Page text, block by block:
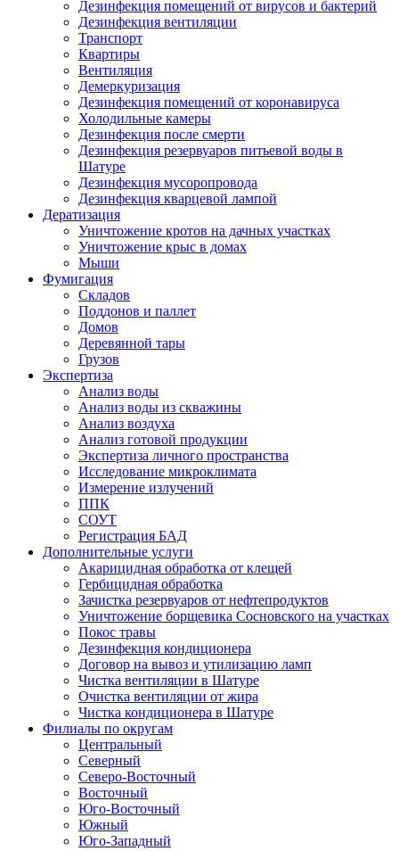
Дезинфекция помещений от вирусов и бактерий
Дезинфекция вентиляции
Транспорт
Квартиры
Вентиляция
Демеркуризация
Дезинфекция помещений от коронавируса
Холодильные камеры
Дезинфекция после смерти
Дезинфекция резервуаров питьевой воды в
Шатуре
Дезинфекция мусоропровода
Дезинфекция кварцевой лампой
Дератизация
Уничтожение кротов на дачных участках
Уничтожение крыс в домах
Мыши
Фумигация
Складов
Поддонов и паллет
Домов
Деревянной тары
Грузов
Экспертиза
Анализ воды
Анализ воды из скважины
Анализ воздуха
Анализ готовой продукции
Экспертиза личного пространства
Исследование микроклимата
Измерение излучений
ППК
СОУТ
Регистрация БАД
Дополнительные услуги
Акарицидная обработка от клещей
Гербицидная обработка
Зачистка резервуаров от нефтепродуктов
Уничтожение борщевика Сосновского на участках
Покос травы
Дезинфекция кондиционера
Договор на вывоз и утилизацию ламп
Чистка вентиляции в Шатуре
Очистка вентиляции от жира
Чистка кондиционера в Шатуре
Филиалы по округам
Центральный
Северный
Северо-Восточный
Восточный
Юго-Восточный
Южный
Юго-Западный